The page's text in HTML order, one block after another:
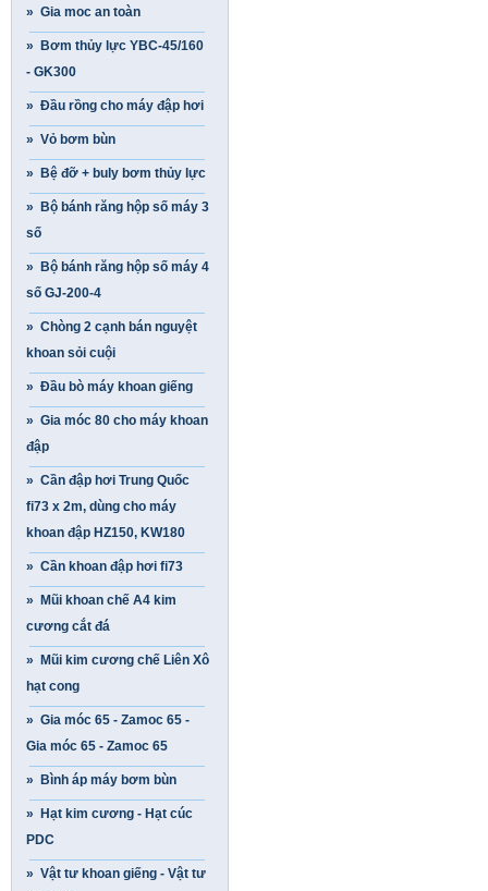
» Gia moc an toàn
» Bơm thủy lực YBC-45/160
- GK300
» Đầu rồng cho máy đập hơi
» Vỏ bơm bùn
» Bệ đỡ + buly bơm thủy lực
» Bộ bánh răng hộp số máy 3
số
» Bộ bánh răng hộp số máy 4
số GJ-200-4
» Chòng 2 cạnh bán nguyệt
khoan sỏi cuội
» Đầu bò máy khoan giếng
» Gia móc 80 cho máy khoan
đập
» Cần đập hơi Trung Quốc
fi73 x 2m, dùng cho máy
khoan đập HZ150, KW180
» Cần khoan đập hơi fi73
» Mũi khoan chế A4 kim
cương cắt đá
» Mũi kim cương chế Liên Xô
hạt cong
» Gia móc 65 - Zamoc 65 -
Gia móc 65 - Zamoc 65
» Bình áp máy bơm bùn
» Hạt kim cương - Hạt cúc
PDC
» Vật tư khoan giếng - Vật tư